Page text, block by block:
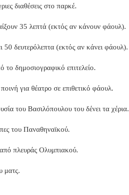
διαθέσεις στο παρκέ.
35 λεπτά (εκτός αν κάνουν φάουλ).
50 δευτερόλεπτα (εκτός αν κάνει φάουλ).
δημοσιογραφικό επιτελείο.
για θέατρο σε επιθετικό φάουλ.
του Βασιλόπουλου του δένει τα χέρια.
του Παναθηναϊκού.
πλευράς Ολυμπιακού.
ματς.